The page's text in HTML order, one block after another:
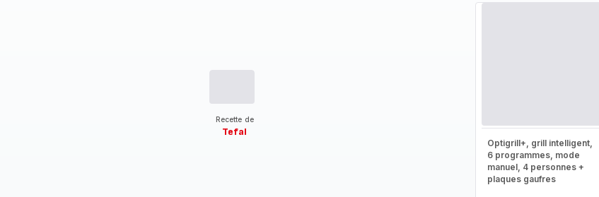
Recette de
Tefal
Optigrill+, grill intelligent,
6 programmes, mode
manuel, 4 personnes +
plaques gaufres